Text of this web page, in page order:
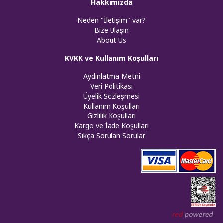
Hakkımızda
Neden "İletişim" var?
Bize Ulaşın
About Us
KVKK ve Kullanım Koşulları
Aydınlatma Metni
Veri Politikası
Üyelik Sözleşmesi
Kullanım Koşulları
Gizlilik Koşulları
Kargo ve İade Koşulları
Sıkça Sorulan Sorular
Web